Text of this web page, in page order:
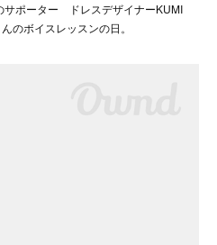
サポーター ドレスデザイナーKUMI
のボイスレッスンの日。